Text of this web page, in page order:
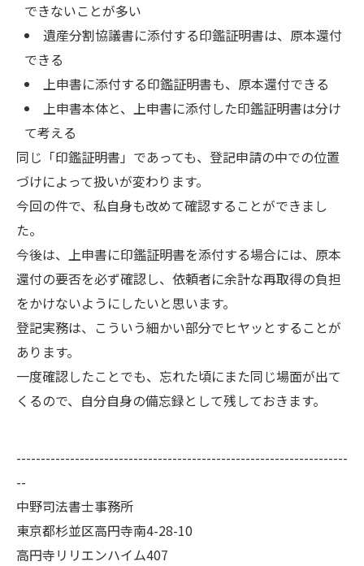
できないことが多い
遺産分割協議書に添付する印鑑証明書は、原本還付
できる
上申書に添付する印鑑証明書も、原本還付できる
上申書本体と、上申書に添付した印鑑証明書は分け
て考える
同じ「印鑑証明書」であっても、登記申請の中での位置
づけによって扱いが変わります。
今回の件で、私自身も改めて確認することができまし
た。
今後は、上申書に印鑑証明書を添付する場合には、原本
還付の要否を必ず確認し、依頼者に余計な再取得の負担
をかけないようにしたいと思います。
登記実務は、こういう細かい部分でヒヤッとすることが
あります。
一度確認したことでも、忘れた頃にまた同じ場面が出て
くるので、自分自身の備忘録として残しておきます。
--------------------------------------------------------------------
--
中野司法書士事務所
東京都杉並区高円寺南4-28-10
高円寺リリエンハイム407